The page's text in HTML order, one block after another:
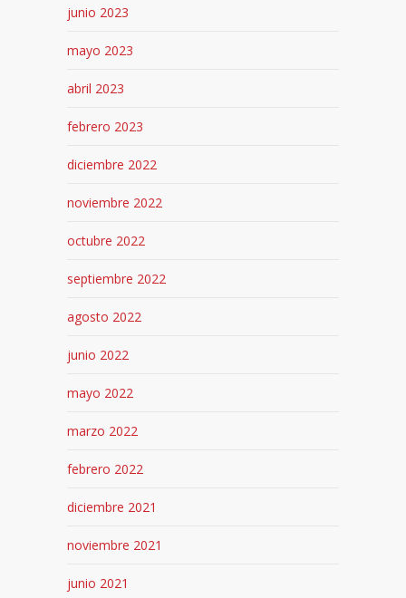
junio 2023
mayo 2023
abril 2023
febrero 2023
diciembre 2022
noviembre 2022
octubre 2022
septiembre 2022
agosto 2022
junio 2022
mayo 2022
marzo 2022
febrero 2022
diciembre 2021
noviembre 2021
junio 2021